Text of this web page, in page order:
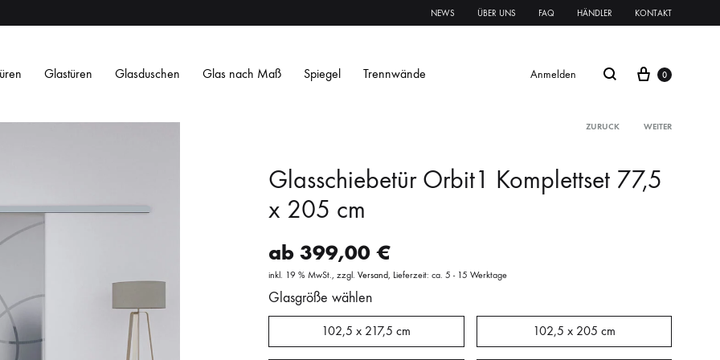
NEWS ÜBER UNS FAQ HÄNDLER KONTAKT
Streifen Loft
Glastüren
Streifen Loft
Glasduschen Glas nach Maß
Getöntes ESG Ornament ESG Klares VSG
Spiegel Trennwände Anmelden 0
ZURÜCK WEITER
Glasschiebetür Orbit1 Komplettset 77,5
x 205 cm
ab 399,00 €
inkl. 19 % MwSt. zzgl. Versand Lieferzeit: ca. 5 - 15 Werktage
Glasgröße wählen
102,5 x 217,5 cm 102,5 x 205 cm